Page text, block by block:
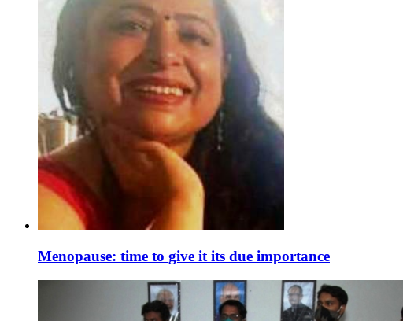
Menopause: time to give it its due importance